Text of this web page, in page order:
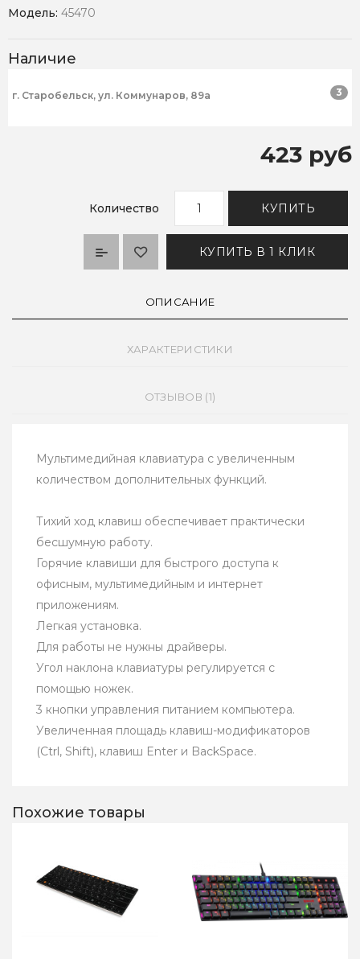
Модель: 45470
Наличие
г. Старобельск, ул. Коммунаров, 89а 3
423 руб
Количество КУПИТЬ
КУПИТЬ В 1 КЛИК
ОПИСАНИЕ
ХАРАКТЕРИСТИКИ
ОТЗЫВОВ (1)
Мультимедийная клавиатура с увеличенным
количеством дополнительных функций.
Тихий ход клавиш обеспечивает практически
бесшумную работу.
Горячие клавиши для быстрого доступа к
офисным, мультимедийным и интернет
приложениям.
Легкая установка.
Для работы не нужны драйверы.
Угол наклона клавиатуры регулируется с
помощью ножек.
3 кнопки управления питанием компьютера.
Увеличенная площадь клавиш-модификаторов
(Ctrl, Shift), клавиш Enter и BackSpace.
Похожие товары